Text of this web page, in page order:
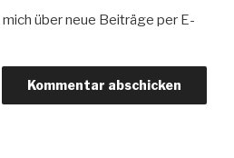
über neue Beiträge per E-